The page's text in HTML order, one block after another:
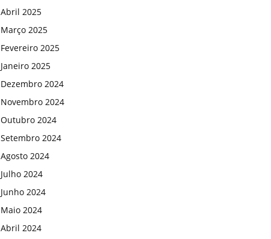
Abril 2025
Março 2025
Fevereiro 2025
Janeiro 2025
Dezembro 2024
Novembro 2024
Outubro 2024
Setembro 2024
Agosto 2024
Julho 2024
Junho 2024
Maio 2024
Abril 2024